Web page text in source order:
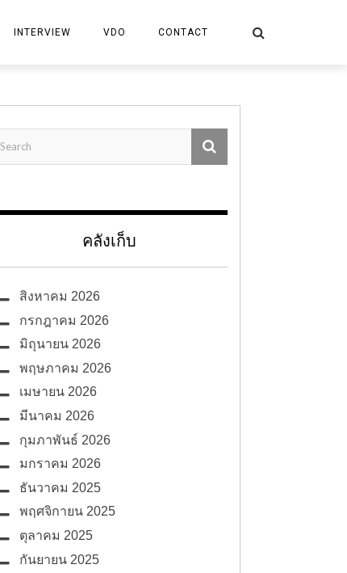
INTERVIEW VDO CONTACT
คลังเก็บ
สิงหาคม 2026
กรกฎาคม 2026
มิถุนายน 2026
พฤษภาคม 2026
เมษายน 2026
มีนาคม 2026
กุมภาพันธ์ 2026
มกราคม 2026
ธันวาคม 2025
พฤศจิกายน 2025
ตุลาคม 2025
กันยายน 2025